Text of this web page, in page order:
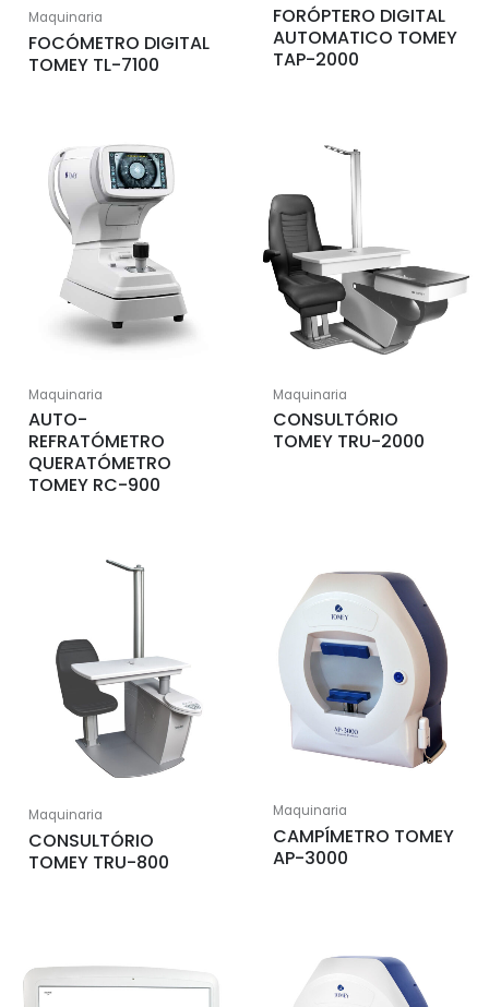
Maquinaria
FOCÓMETRO DIGITAL
TOMEY TL-7100
FORÓPTERO DIGITAL
AUTOMATICO TOMEY
TAP-2000
Maquinaria
AUTO-
REFRATÓMETRO
QUERATÓMETRO
TOMEY RC-900
Maquinaria
CONSULTÓRIO
TOMEY TRU-2000
Maquinaria
CONSULTÓRIO
TOMEY TRU-800
Maquinaria
CAMPÍMETRO TOMEY
AP-3000